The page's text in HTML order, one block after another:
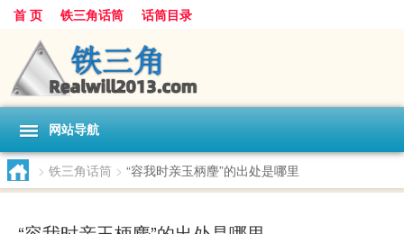
首 页 铁三角话筒 话筒目录
网站导航
> 铁三角话筒 > “容我时亲玉柄麈”的出处是哪里